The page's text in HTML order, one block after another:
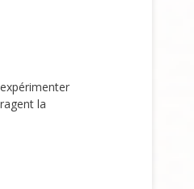
la